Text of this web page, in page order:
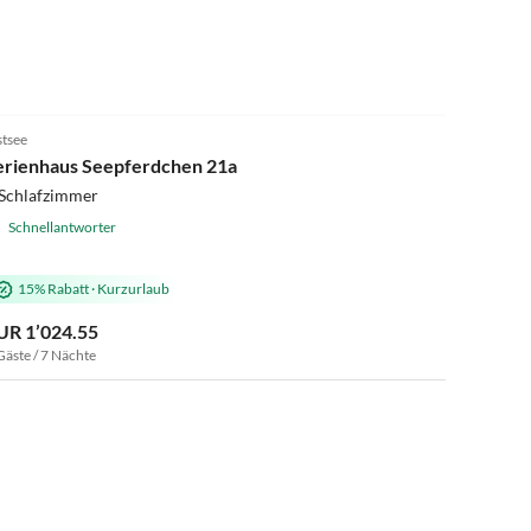
Seepferdchen 21a
Schnellantworter
15% Rabatt· Kurzurlaub
1’024.55
/ 7 Nächte